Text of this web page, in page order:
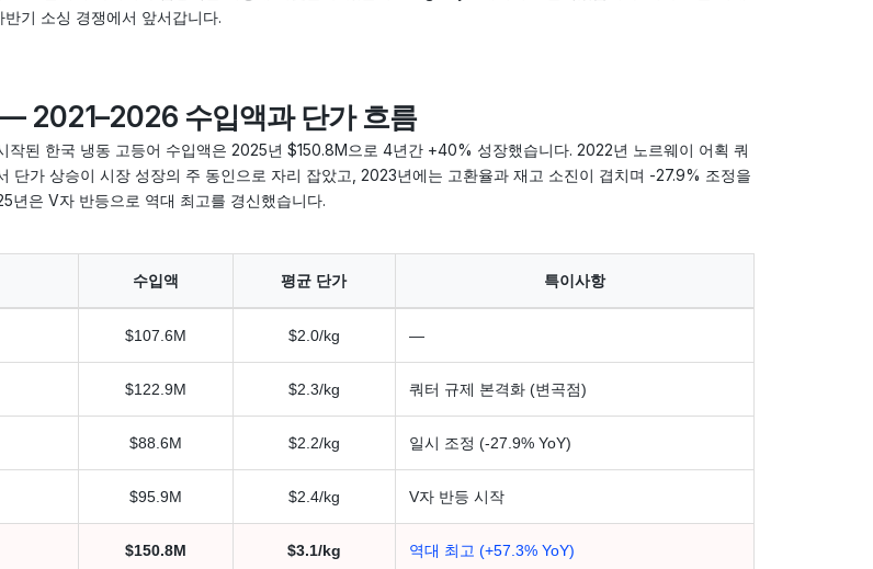
기 소싱 경쟁에서 앞서갑니다.
2021–2026 수입액과 단가 흐름
작된 한국 냉동 고등어 수입액은 2025년 $150.8M으로 4년간 +40% 성장했습니다. 2022년 노르웨이 어획 쿼
단가 상승이 시장 성장의 주 동인으로 자리 잡았고, 2023년에는 고환율과 재고 소진이 겹치며 -27.9% 조정을
년은 V자 반등으로 역대 최고를 경신했습니다.
수입액 평균 단가 특이사항
$107.6M $2.0/kg —
$122.9M $2.3/kg 쿼터 규제 본격화 (변곡점)
$88.6M $2.2/kg 일시 조정 (-27.9% YoY)
$95.9M $2.4/kg V자 반등 시작
$150.8M $3.1/kg 역대 최고 (+57.3% YoY)